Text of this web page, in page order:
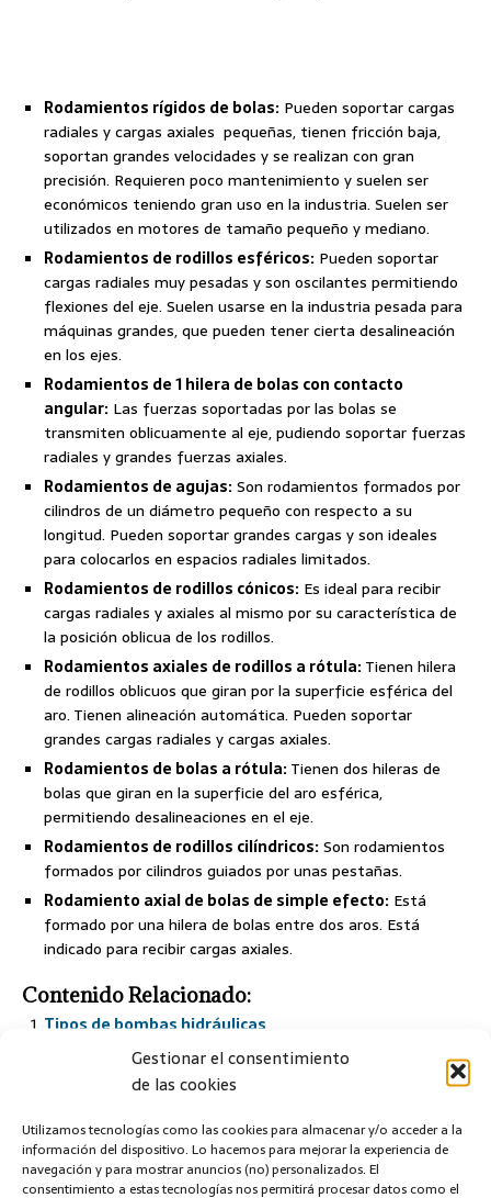
Gestionar el consentimiento
de las cookies
Utilizamos tecnologías como las cookies para almacenar y/o acceder a la
información del dispositivo. Lo hacemos para mejorar la experiencia de
navegación y para mostrar anuncios (no) personalizados. El
consentimiento a estas tecnologías nos permitirá procesar datos como el
Rodamientos rígidos de bolas: Pueden soportar cargas
radiales y cargas axiales pequeñas, tienen fricción baja,
soportan grandes velocidades y se realizan con gran
precisión. Requieren poco mantenimiento y suelen ser
económicos teniendo gran uso en la industria. Suelen ser
utilizados en motores de tamaño pequeño y mediano.
Rodamientos de rodillos esféricos: Pueden soportar
cargas radiales muy pesadas y son oscilantes permitiendo
flexiones del eje. Suelen usarse en la industria pesada para
máquinas grandes, que pueden tener cierta desalineación
en los ejes.
Rodamientos de 1 hilera de bolas con contacto
angular: Las fuerzas soportadas por las bolas se
transmiten oblicuamente al eje, pudiendo soportar fuerzas
radiales y grandes fuerzas axiales.
Rodamientos de agujas:Son rodamientos formados por
cilindros de un diámetro pequeño con respecto a su
longitud. Pueden soportar grandes cargas y son ideales
para colocarlos en espacios radiales limitados.
Rodamientos de rodillos cónicos: Es ideal para recibir
cargas radiales y axiales al mismo por su característica de
la posición oblicua de los rodillos.
Rodamientos axiales de rodillos a rótula:Tienen hilera
de rodillos oblicuos que giran por la superficie esférica del
aro. Tienen alineación automática. Pueden soportar
grandes cargas radiales y cargas axiales.
Rodamientos de bolas a rótula:Tienen dos hileras de
bolas que giran en la superficie del aro esférica,
permitiendo desalineaciones en el eje.
Rodamientos de rodillos cilíndricos:Son rodamientos
formados por cilindros guiados por unas pestañas.
Rodamiento axial de bolas de simple efecto: Está
formado por una hilera de bolas entre dos aros. Está
indicado para recibir cargas axiales.
Contenido Relacionado:
Tipos de bombas hidráulicas
Transmisión de movimiento giratorio
SIGUIENTE
Funcionamiento del multímetro, polímetro o tester